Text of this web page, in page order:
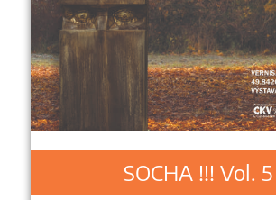
SOCHA !!! Vol. 5